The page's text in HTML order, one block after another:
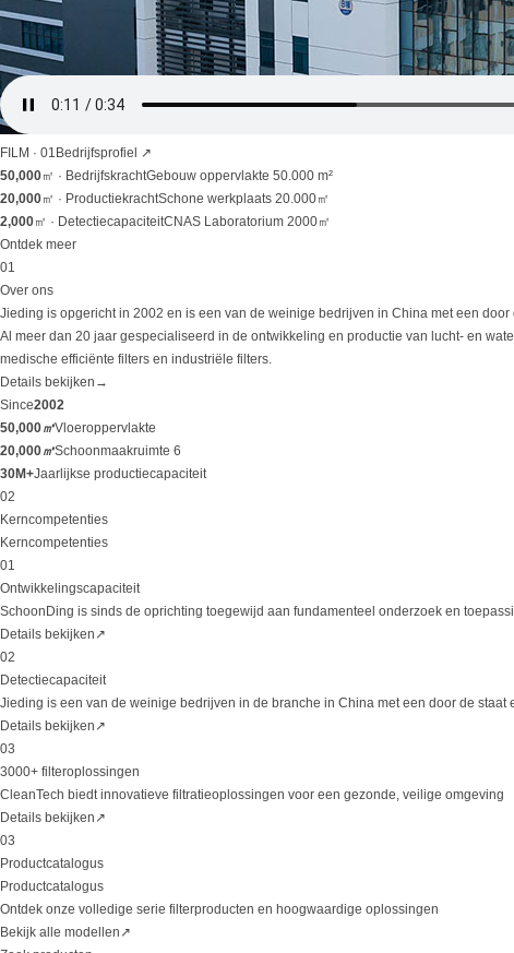
FILM · 01 Bedrijfsprofiel
↗
50,000㎡ · BedrijfskrachtGebouw oppervlakte 50.000 m²
20,000㎡ · ProductiekrachtSchone werkplaats 20.000㎡
2,000㎡ · DetectiecapaciteitCNAS Laboratorium 2000㎡
Ontdek meer
01
Over ons
Jieding is opgericht in 2002 en is een van de weinige bedrijven in China met een door
Al meer dan 20 jaar gespecialiseerd in de ontwikkeling en productie van lucht- en
medische efficiënte filters en industriële filters.
Details bekijken →
Since2002
50,000㎡Vloeroppervlakte
20,000㎡Schoonmaakruimte 6
30M+Jaarlijkse productiecapaciteit
02
Kerncompetenties
Kerncompetenties
01
Ontwikkelingscapaciteit
SchoonDing is sinds de oprichting toegewijd aan fundamenteel onderzoek en
Details bekijken ↗
02
Detectiecapaciteit
Jieding is een van de weinige bedrijven in de branche in China met een door de staat
Details bekijken ↗
03
3000+ filteroplossingen
CleanTech biedt innovatieve filtratieoplossingen voor een gezonde, veilige omgeving
Details bekijken ↗
03
Productcatalogus
Productcatalogus
Ontdek onze volledige serie filterproducten en hoogwaardige oplossingen
Bekijk alle modellen ↗